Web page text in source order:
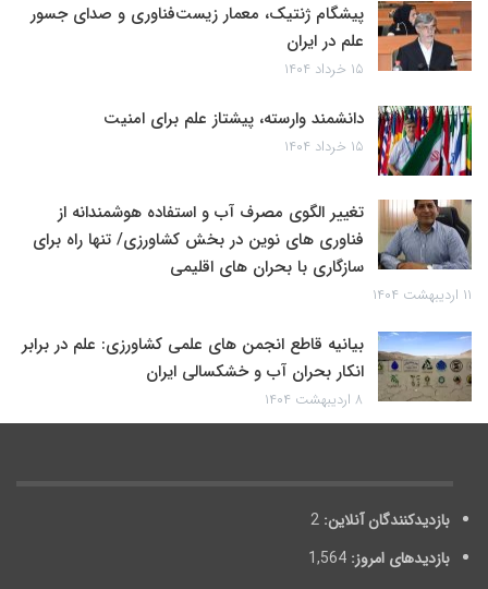
پیشگام ژنتیک، معمار زیست‌فناوری و صدای جسور
علم در ایران
۱۵ خرداد ۱۴۰۴
دانشمند وارسته، پیشتاز علم برای امنیت
۱۵ خرداد ۱۴۰۴
تغییر الگوی مصرف آب و استفاده هوشمندانه از
فناوری های نوین در بخش کشاورزی/ تنها راه برای
سازگاری با بحران های اقلیمی
۱۱ اردیبهشت ۱۴۰۴
بیانیه قاطع انجمن های علمی کشاورزی: علم در برابر
انکار بحران آب و خشکسالی ایران
۸ اردیبهشت ۱۴۰۴
بازدیدکنندگان آنلاین: 2
بازدیدهای امروز: 1,564